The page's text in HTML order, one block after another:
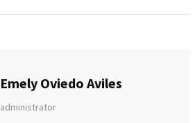
Emely Oviedo Aviles
administrator